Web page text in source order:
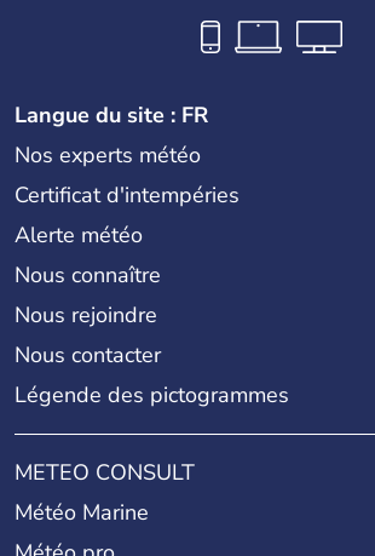
Langue du site : FR
Nos experts météo
Certificat d'intempéries
Alerte météo
Nous connaître
Nous rejoindre
Nous contacter
Légende des pictogrammes
METEO CONSULT
Météo Marine